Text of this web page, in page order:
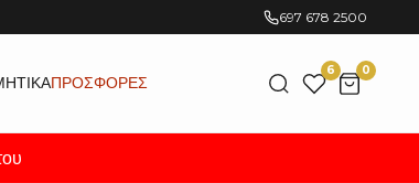
697 678 2500
ΠΡΟΣΦΟΡΈΣ
6 0